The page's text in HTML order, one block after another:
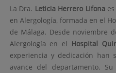
La Dra. Leticia Herrero Lifona
en Alergología, formada en el
de Málaga. Desde noviembre
Alergología en el Hospital
experiencia y dedicación han
avance del departamento.